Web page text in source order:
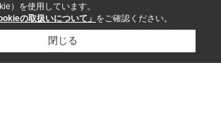
）を使用しています。
の取扱いについて」 をご確認ください。
閉じる